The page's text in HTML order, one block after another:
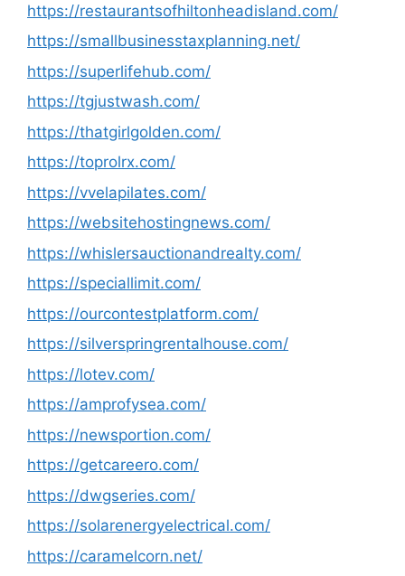
https://restaurantsofhiltonheadisland.com/
https://smallbusinesstaxplanning.net/
https://superlifehub.com/
https://tgjustwash.com/
https://thatgirlgolden.com/
https://toprolrx.com/
https://vvelapilates.com/
https://websitehostingnews.com/
https://whislersauctionandrealty.com/
https://speciallimit.com/
https://ourcontestplatform.com/
https://silverspringrentalhouse.com/
https://lotev.com/
https://amprofysea.com/
https://newsportion.com/
https://getcareero.com/
https://dwgseries.com/
https://solarenergyelectrical.com/
https://caramelcorn.net/